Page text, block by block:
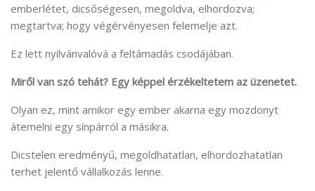
emberlétet, dicsőségesen, megoldva, elhordozva;
megtartva; hogy végérvényesen felemelje azt.
Ez lett nyilvánvalóvá a feltámadás csodájában.
Miről van szó tehát? Egy képpel érzékeltetem az üzenetet.
Olyan ez, mint amikor egy ember akarna egy mozdonyt
átemelni egy sínpárról a másikra.
Dicstelen eredményű, megoldhatatlan, elhordozhatatlan
terhet jelentő vállalkozás lenne.